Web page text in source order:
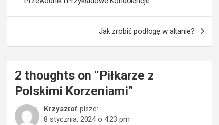
Jak zrobić podłogę w altanie?
2 thoughts on “ Piłkarze z
Polskimi Korzeniami”
Krzysztof pisze:
8 stycznia, 2024 o 4:23 pm